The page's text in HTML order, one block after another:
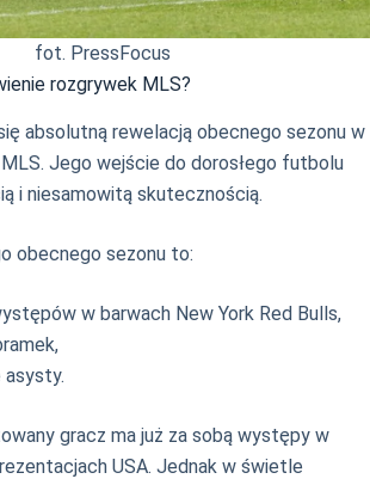
fot. PressFocus
rozgrywek MLS?
absolutną rewelacją obecnego sezonu w
Jego wejście do dorosłego futbolu
i niesamowitą skutecznością.
obecnego sezonu to:
w barwach New York Red Bulls,
asysty.
gracz ma już za sobą występy w
USA. Jednak w świetle